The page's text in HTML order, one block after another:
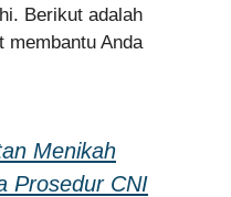
Berikut adalah
membantu Anda
Menikah
Prosedur CNI